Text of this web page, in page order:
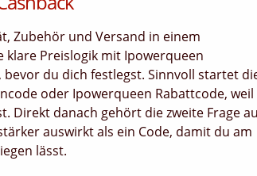
Zubehör und Versand in einem
klare Preislogik mit Ipowerqueen
du dich festlegst. Sinnvoll startet
oder Ipowerqueen Rabattcode, weil
Direkt danach gehört die zweite Frage
auswirkt als ein Code, damit du am
lässt.